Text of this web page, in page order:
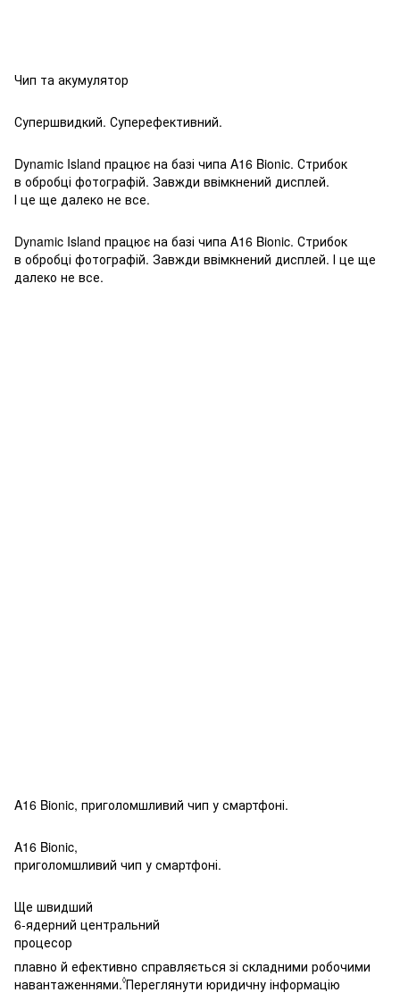
Чип та акумулятор
Супершвидкий. Суперефектив­ний.
Dynamic Island працює на базі чипа A16 Bionic. Стрибок
в обробці фотографій. Завжди ввімкнений дисплей.
І це ще далеко не все.
Dynamic Island працює на базі чипа A16 Bionic. Стрибок
в обробці фотографій. Завжди ввімкнений дисплей. І це ще
далеко не все.
A16 Bionic, приголомшливий чип у смартфоні.
A16 Bionic,
приголомшливий чип у смартфоні.
Ще швидший
6-ядерний центральний
процесор
плавно й ефективно справляється зі складними робочими
навантаженнями.◊Переглянути юридичну інформацію